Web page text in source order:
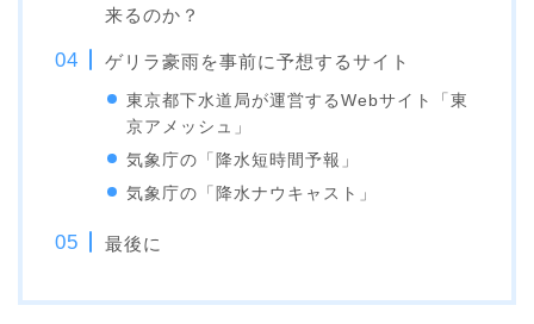
来るのか？
ゲリラ豪雨を事前に予想するサイト
東京都下水道局が運営するWebサイト「東
京アメッシュ」
気象庁の「降水短時間予報」
気象庁の「降水ナウキャスト」
最後に